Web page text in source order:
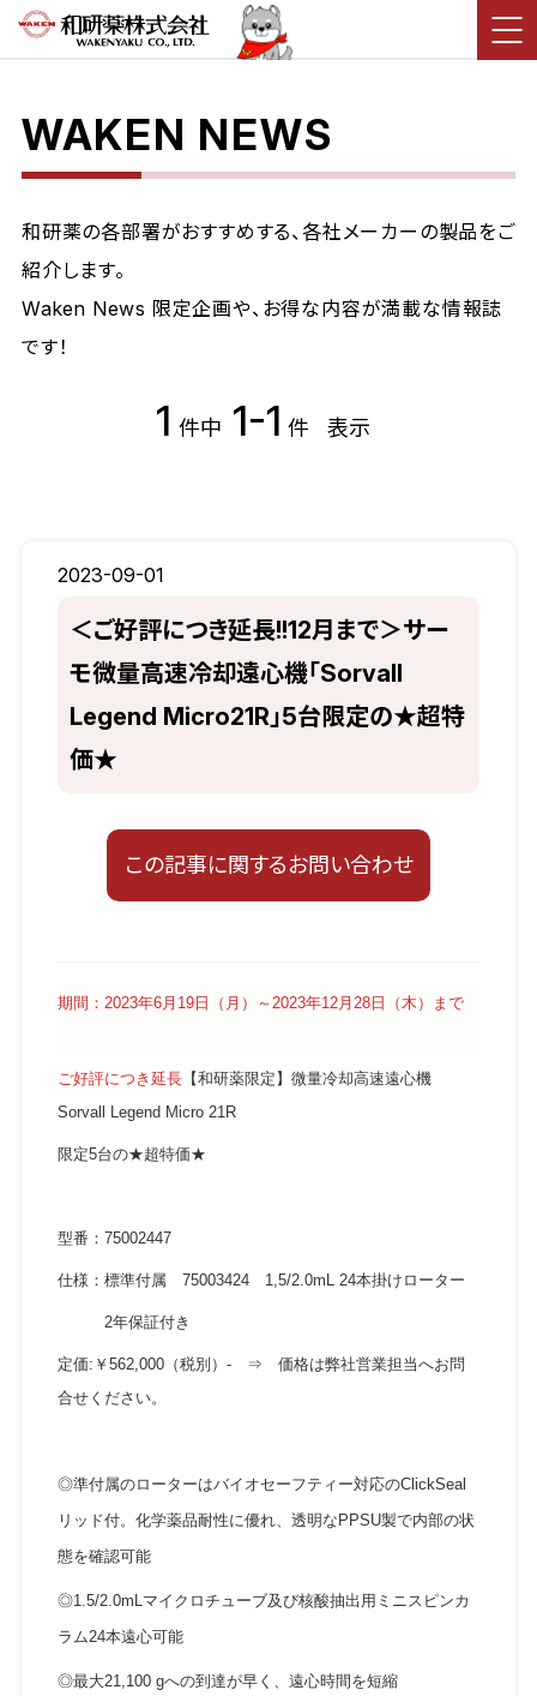
WAKEN NEWS
和研薬の各部署がおすすめする、各社メーカーの製品をご
紹介します。
Waken News 限定企画や、お得な内容が満載な情報誌
です！
1 件中 1-1 件 表示
2023-09-01
＜ご好評につき延長!!12月まで＞サー
モ微量高速冷却遠心機「Sorvall
Legend Micro21R」5台限定の★超特
価★
この記事に関するお問い合わせ
期間：2023年6月19日（月）～2023年12月28日（木）まで
ご好評につき延長【和研薬限定】微量冷却高速遠心機
Sorvall Legend Micro 21R
限定5台の★超特価★
型番：75002447
仕様：標準付属 75003424 1,5/2.0mL 24本掛けローター
2年保証付き
定価:￥562,000（税別）- ⇒ 価格は弊社営業担当へお問
合せください。
◎準付属のローターはバイオセーフティー対応のClickSeal
リッド付。化学薬品耐性に優れ、透明なPPSU製で内部の状
態を確認可能
◎1.5/2.0mLマイクロチューブ及び核酸抽出用ミニスピンカ
ラム24本遠心可能
◎最大21,100 gへの到達が早く、遠心時間を短縮